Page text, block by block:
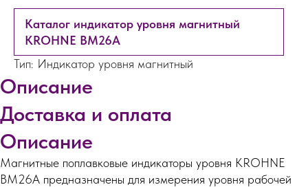
Каталог индикатор уровня магнитный
KROHNE BM26A
Тип: Индикатор уровня магнитный
Описание
Доставка и оплата
Описание
Магнитные поплавковые индикаторы уровня KROHNE
BM26A предназначены для измерения уровня рабочей